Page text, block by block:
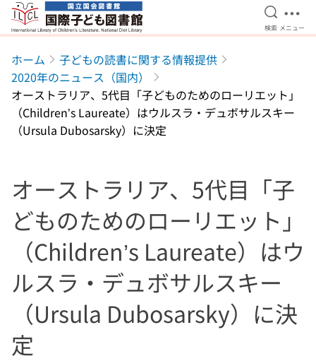
本文へ移動
検索を
検索 メ
メニュー
ホーム
子どもの読書に関する情報提供
2020年のニュース（国内）
オーストラリア、5代目「子どものためのローリエット」
（Children’s Laureate）はウルスラ・デュボサルスキー
（Ursula Dubosarsky）に決定
オーストラリア、5代目「子
どものためのローリエット」
（Children’s Laureate）はウ
ルスラ・デュボサルスキー
（Ursula Dubosarsky）に決
定